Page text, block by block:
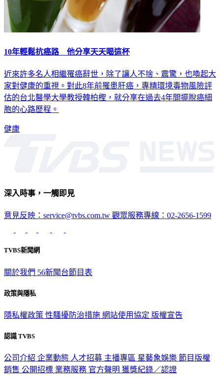
10年輕鬆抗癌路 他分享天天喝這杯
近來許多名人相繼罹癌辭世，除了讓人不捨、震驚，也喚起大
家對健康的重視。對此8年前罹患肝癌，專精環境毒物風險評
估的台北醫學大學教授韓柏檉，就分享在過去4年間擺脫癌細
胞的心路歷程。
健康
深入時事，一觸即見
意見反映：service@tvbs.com.tw 觀眾服務專線：02-2656-1599
TVBS新聞網
關於我們 56新聞台節目表
政策與隱私
隱私權政策 性騷擾防治措施 網站使用協定 版權宣告
認識 TVBS
公司介紹 企業動態 人才招募 主播專區 星藝象娛樂 節目版權
銷售 公開招標 業務服務 官方聲明 獲獎紀錄／認證